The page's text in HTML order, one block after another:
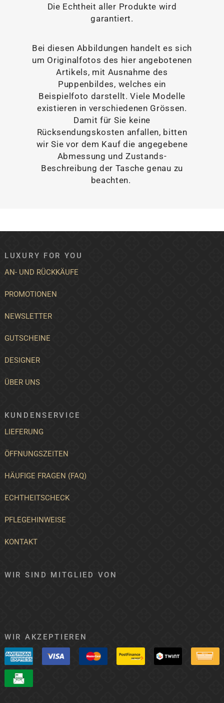
Die Echtheit aller Produkte wird
garantiert.
Bei diesen Abbildungen handelt es sich
um Originalfotos des hier angebotenen
Artikels, mit Ausnahme des
Puppenbildes, welches ein
Beispielfoto darstellt. Viele Modelle
existieren in verschiedenen Grössen.
Damit für Sie keine
Rücksendungskosten anfallen, bitten
wir Sie vor dem Kauf die angegebene
Abmessung und Zustands-
Beschreibung der Tasche genau zu
beachten.
LUXURY FOR YOU
AN- UND RÜCKKÄUFE
PROMOTIONEN
NEWSLETTER
GUTSCHEINE
DESIGNER
ÜBER UNS
KUNDENSERVICE
LIEFERUNG
ÖFFNUNGSZEITEN
HÄUFIGE FRAGEN (FAQ)
ECHTHEITSCHECK
PFLEGEHINWEISE
KONTAKT
WIR SIND MITGLIED VON
WIR AKZEPTIEREN